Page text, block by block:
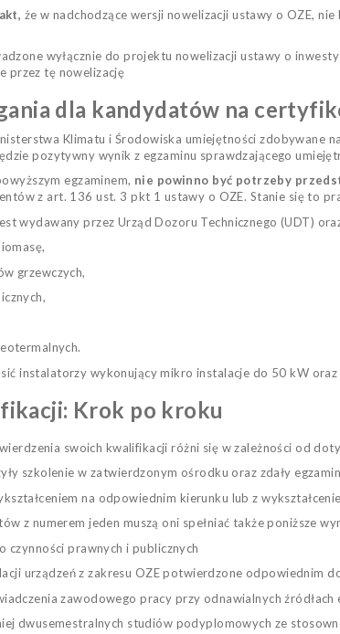
że w nadchodzące wersji nowelizacji ustawy o OZE,
wyłącznie do projektu nowelizacji ustawy o
przez tę nowelizację
dla kandydatów na
a Klimatu i Środowiska umiejętności zdobywane
pozytywny wynik z egzaminu sprawdzającego
egzaminem, nie powinno być potrzeby
z art. 136 ust. 3 pkt 1 ustawy o OZE. Stanie się to
wydawany przez Urząd Dozoru Technicznego (UDT)
grzewczych,
instalatorzy wykonujący mikro instalacje do 50 kW
Krok po kroku
swoich kwalifikacji różni się w zależności od
szkolenie w zatwierdzonym ośrodku oraz zdały
na odpowiednim kierunku lub z
z numerem jeden muszą oni spełniać także poniższe
czynności prawnych i publicznych
urządzeń z zakresu OZE potwierdzone odpowiednim
zawodowego pracy przy odnawialnych źródłach
dwusemestralnych studiów podyplomowych ze